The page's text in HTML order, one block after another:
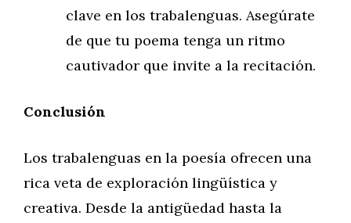
clave en los trabalenguas. Asegúrate
de que tu poema tenga un ritmo
cautivador que invite a la recitación.
Conclusión
Los trabalenguas en la poesía ofrecen una
rica veta de exploración lingüística y
creativa. Desde la antigüedad hasta la